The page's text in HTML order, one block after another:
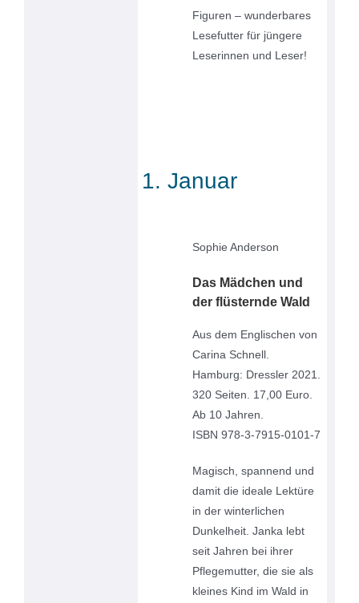
Figuren – wunderbares
Lesefutter für jüngere
Leserinnen und Leser!
1. Januar
Sophie Anderson
Das Mädchen und
der flüsternde Wald
Aus dem Englischen von
Carina Schnell.
Hamburg: Dressler 2021.
320 Seiten. 17,00 Euro.
Ab 10 Jahren.
ISBN 978-3-7915-0101-7
Magisch, spannend und
damit die ideale Lektüre
in der winterlichen
Dunkelheit. Janka lebt
seit Jahren bei ihrer
Pflegemutter, die sie als
kleines Kind im Wald in